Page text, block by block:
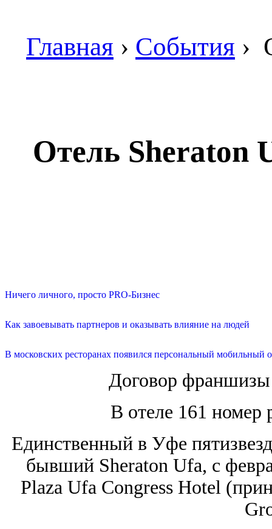
Главная › События ›
Отель Sheraton
Ничего личного, просто PRO-Бизнес
Как завоевывать партнеров и оказывать влияние на людей
В московских ресторанах появился персональный мобильный
Договор
В отеле 161 номер
Единственный в Уфе
бывший Sheraton Ufa, с
Plaza Ufa Congress Hotel